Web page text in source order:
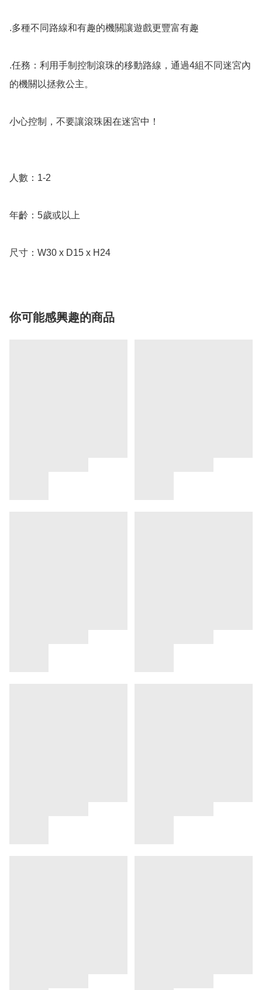
.多種不同路線和有趣的機關讓遊戲更豐富有趣
.任務：利用手制控制滾珠的移動路線，通過4組不同迷宮內
的機關以拯救公主。
小心控制，不要讓滾珠困在迷宮中！
人數：1-2
年齡：5歲或以上
尺寸：W30 x D15 x H24
你可能感興趣的商品